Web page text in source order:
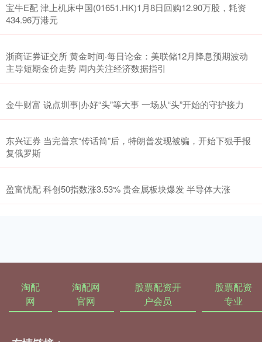
宝牛E配 津上机床中国(01651.HK)1月8日回购12.90万股，耗资
434.96万港元
浙商证券证交所 黄金时间·每日论金：美联储12月降息预期波动
主导短期金价走势 周内关注经济数据指引
金牛财富 说点圳事|办好“头”等大事 一场从“头”开始的守护接力
东兴证券 当完普京“传话筒”后，特朗普发现被骗，开始下狠手报
复俄罗斯
盈富忧配 科创50指数涨3.53% 贵金属板块爆发 半导体大涨
淘配
网
淘配网
官网
股票配资开
户会员
股票配资
专业